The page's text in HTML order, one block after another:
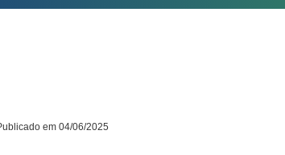
em 04/06/2025